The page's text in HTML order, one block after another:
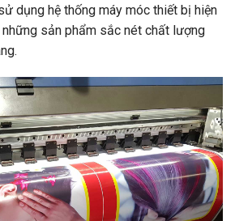
dụng hệ thống máy móc thiết bị hiện
sản phẩm sắc nét chất lượng